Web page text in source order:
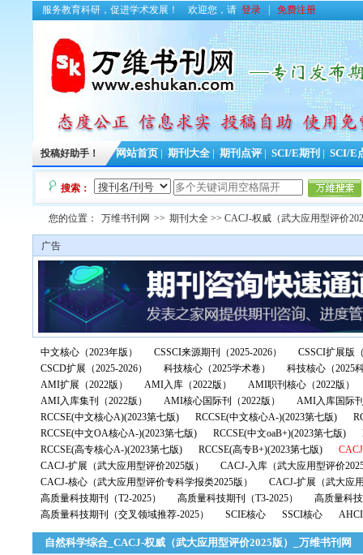
服务教育科研，促进学术发展！ 欢迎您，请 登录 免费注册
投稿好助手！ 网站首页 期刊大全 期刊点评 SCI/E期刊 SCI/E
搜索：
您的位置： 万维书刊网 >> 期刊大全 >> CACJ-权威（武大应用型评价
广告
中文核心（2023年版） CSSCI来源期刊（2025-2026）
CSSCI扩展版
CSCD扩展（2025-2026）
科技核心（2025学术卷）
科技核心（2025
AMI扩展（2022版）
AMI入库（2022版）
AMI职刊核心（2022版）
AMI入库集刊（2022版）
AMI核心国际刊（2022版）
AMI入库国际
RCCSE(中文核心A)(2023第七版)
RCCSE(中文核心A-)(2023第七版)
RCCSE(中文OA核心A-)(2023第七版)
RCCSE(中文oaB+)(2023第七版)
RCCSE(高专核心A-)(2023第七版)
RCCSE(高专B+)(2023第七版)
CACJ-扩展（武大应用型评价2025版）
CACJ-入库（武大应用型评价
CACJ-核心（武大应用型评价专科学报类2025版）
CACJ-扩展（武大应
高质量科技期刊（T2-2025）
高质量科技期刊（T3-2025）
高质量科
高质量科技期刊（交叉领域推荐-2025）
SCIE核心 SSCI核心
自然科学综合_CACJ-权威（武大应用型评价2025版）_万维书刊网